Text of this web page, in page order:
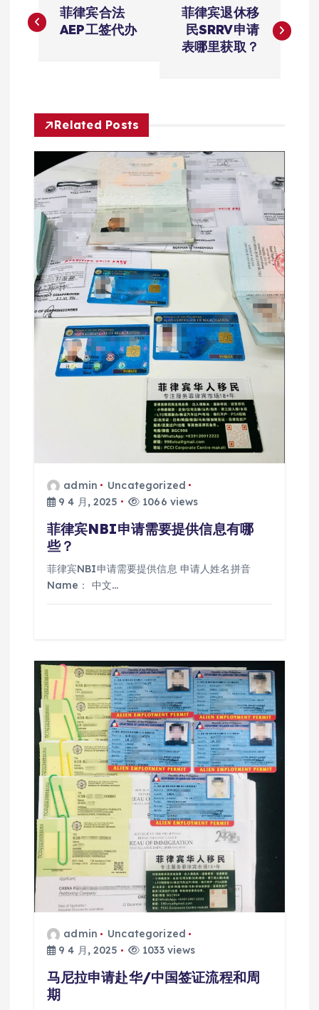
章
航
菲律宾合法
AEP工签代办
菲律宾退休移
民SRRV申请
表哪里获取？
Related Posts
admin
Uncategorized
9 4 月, 2025
1066 views
菲律宾NBI申请需要提供信息有哪
些？
菲律宾NBI申请需要提供信息 申请人姓名拼音
Name： 中文…
admin
Uncategorized
9 4 月, 2025
1033 views
马尼拉申请赴华/中国签证流程和周
期